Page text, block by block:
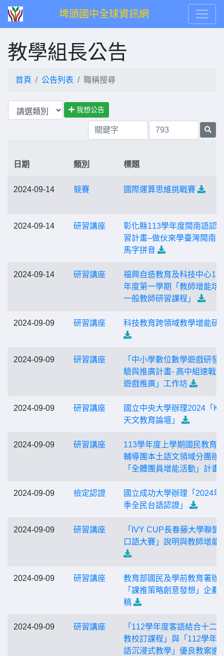
埤頭國中全球資訊網
教學組長公告
首頁 公告列表 職稱搜尋
我想公告
日期 類別 標題
2024-09-14 競賽 國際運算思維挑戰賽
2024-09-14 研習講座
彰化縣113學年度閩南語認
習計畫–做伙來學臺灣閩南
馬字拼音
2024-09-14 研習講座
福興自造教育及科技中心
年度第一學期「教師增能培
一般教師研習課程」
2024-09-09 研習講座 科技教育跨領域教學增能研
2024-09-09 研習講座
「中小學數位數學遊戲研發
驗與推廣計畫- 高中組速戰
遊戲推廣」工作坊
2024-09-09 研習講座
國立中央大學辦理2024「K-
天文教育論壇」
2024-09-09 研習講座
113學年度上學期國民教育
輔導團本土語文領域分團辦
「全體團員增能活動」計畫
2024-09-09 檢定認證
國立成功大學辦理「2024年
季全民台語認證」
2024-09-09 研習講座
「IVY CUP長春藤大學聯盟
口語大賽」說明與教師增能
2024-09-09 研習講座
教育部國民及學前教育署辦
「課推策略創意發想」企劃
稿
2024-09-09 研習講座
「112學年度客語結合十二
教校訂課程」與「112學年
語沉浸式教學」優良教案遴